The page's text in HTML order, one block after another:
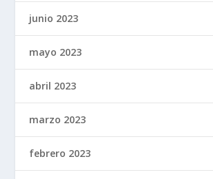
junio 2023
mayo 2023
abril 2023
marzo 2023
febrero 2023